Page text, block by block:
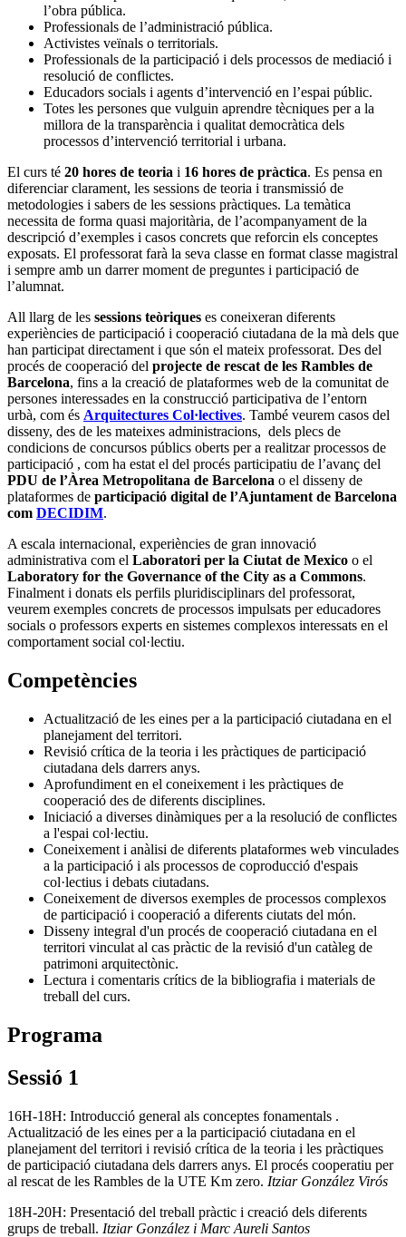
l’obra pública.
Professionals de l’administració pública.
Activistes veïnals o territorials.
Professionals de la participació i dels processos de mediació i
resolució de conflictes.
Educadors socials i agents d’intervenció en l’espai públic.
Totes les persones que vulguin aprendre tècniques per a la
millora de la transparència i qualitat democràtica dels
processos d’intervenció territorial i urbana.
El curs té 20 hores de teoria i 16 hores de pràctica. Es pensa en
diferenciar clarament, les sessions de teoria i transmissió de
metodologies i sabers de les sessions pràctiques. La temàtica
necessita de forma quasi majoritària, de l’acompanyament de la
descripció d’exemples i casos concrets que reforcin els conceptes
exposats. El professorat farà la seva classe en format classe magistral
i sempre amb un darrer moment de preguntes i participació de
l’alumnat.
All llarg de les sessions teòriques es coneixeran diferents
experiències de participació i cooperació ciutadana de la mà dels que
han participat directament i que són el mateix professorat. Des del
procés de cooperació del projecte de rescat de les Rambles de
Barcelona, fins a la creació de plataformes web de la comunitat de
persones interessades en la construcció participativa de l’entorn
urbà, com és Arquitectures Col·lectives. També veurem casos del
disseny, des de les mateixes administracions, dels plecs de
condicions de concursos públics oberts per a realitzar processos de
participació , com ha estat el del procés participatiu de l’avanç del
PDU de l’Àrea Metropolitana de Barcelona o el disseny de
plataformes de participació digital de l’Ajuntament de Barcelona
com DECIDIM.
A escala internacional, experiències de gran innovació
administrativa com el Laboratori per la Ciutat de Mexico o el
Laboratory for the Governance of the City as a Commons.
Finalment i donats els perfils pluridisciplinars del professorat,
veurem exemples concrets de processos impulsats per educadores
socials o professors experts en sistemes complexos interessats en el
comportament social col·lectiu.
Competències
Actualització de les eines per a la participació ciutadana en el
planejament del territori.
Revisió crítica de la teoria i les pràctiques de participació
ciutadana dels darrers anys.
Aprofundiment en el coneixement i les pràctiques de
cooperació des de diferents disciplines.
Iniciació a diverses dinàmiques per a la resolució de conflictes
a l'espai col·lectiu.
Coneixement i anàlisi de diferents plataformes web vinculades
a la participació i als processos de coproducció d'espais
col·lectius i debats ciutadans.
Coneixement de diversos exemples de processos complexos
de participació i cooperació a diferents ciutats del món.
Disseny integral d'un procés de cooperació ciutadana en el
territori vinculat al cas pràctic de la revisió d'un catàleg de
patrimoni arquitectònic.
Lectura i comentaris crítics de la bibliografia i materials de
treball del curs.
Programa
Sessió 1
16H-18H: Introducció general als conceptes fonamentals .
Actualització de les eines per a la participació ciutadana en el
planejament del territori i revisió crítica de la teoria i les pràctiques
de participació ciutadana dels darrers anys. El procés cooperatiu per
al rescat de les Rambles de la UTE Km zero. Itziar González Virós
18H-20H: Presentació del treball pràctic i creació dels diferents
grups de treball. Itziar González i Marc Aureli Santos